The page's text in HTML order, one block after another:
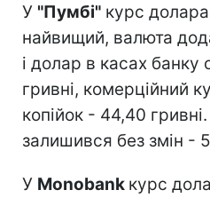
У "Пумбі" курс долара
найвищий, валюта
і долар в касах банку
гривні, комерційний
копійок - 44,40
залишився без змін -
У Monobank курс